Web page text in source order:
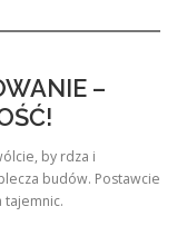
–
by rdza i
budów. Postawcie
tajemnic.